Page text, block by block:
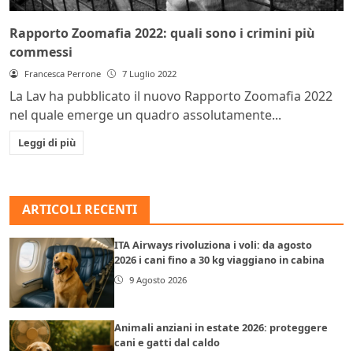
Rapporto Zoomafia 2022: quali sono i crimini più
commessi
Francesca Perrone 7 Luglio 2022
La Lav ha pubblicato il nuovo Rapporto Zoomafia 2022
nel quale emerge un quadro assolutamente...
Leggi di più
ARTICOLI RECENTI
ITA Airways rivoluziona i voli: da agosto
2026 i cani fino a 30 kg viaggiano in cabina
9 Agosto 2026
Animali anziani in estate 2026: proteggere
cani e gatti dal caldo